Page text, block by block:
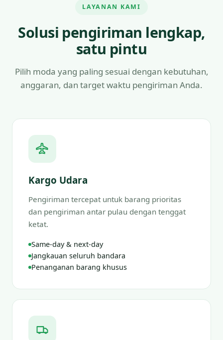
LAYANAN KAMI
Solusi pengiriman lengkap,
satu pintu
Pilih moda yang paling sesuai dengan kebutuhan,
anggaran, dan target waktu pengiriman Anda.
Kargo Udara
Pengiriman tercepat untuk barang prioritas
dan pengiriman antar pulau dengan tenggat
ketat.
Same-day & next-day
Jangkauan seluruh bandara
Penanganan barang khusus